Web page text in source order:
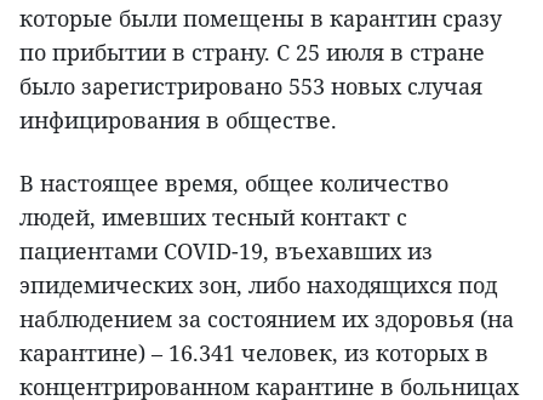
которые были помещены в карантин сразу
по прибытии в страну. С 25 июля в стране
было зарегистрировано 553 новых случая
инфицирования в обществе.
В настоящее время, общее количество
людей, имевших тесный контакт с
пациентами COVID-19, въехавших из
эпидемических зон, либо находящихся под
наблюдением за состоянием их здоровья (на
карантине) – 16.341 человек, из которых в
концентрированном карантине в больницах